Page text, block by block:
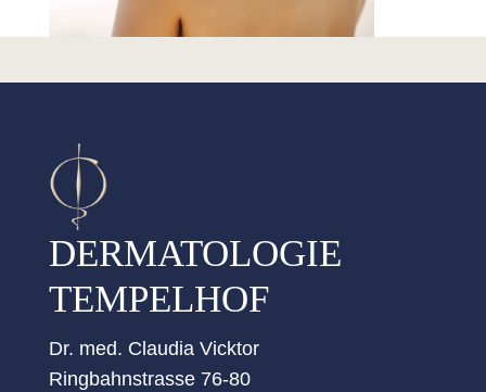
DERMATOLOGIE
TEMPELHOF
Dr. med. Claudia Vicktor
Ringbahnstrasse 76-80